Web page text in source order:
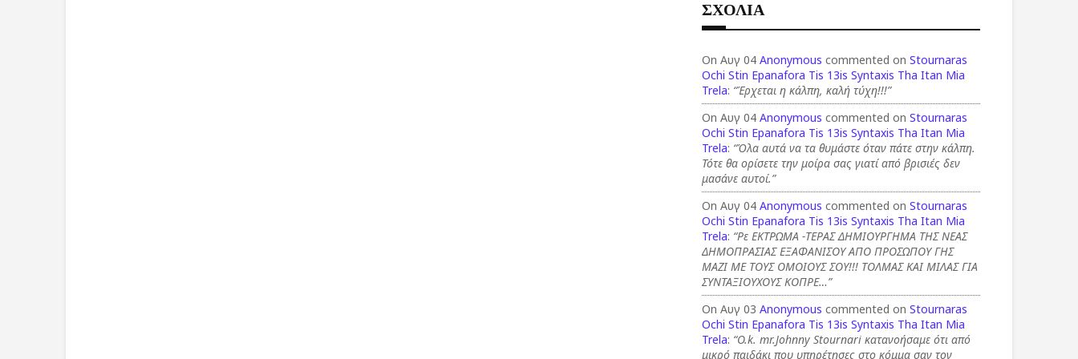
ΣΧΟΛΙΑ
On Αυγ 04Anonymous commented onStournaras
Ochi Stin Epanafora Tis 13is Syntaxis Tha Itan Mia
Trela: “Έρχεται η κάλπη, καλή τύχη!!!”
On Αυγ 04Anonymous commented onStournaras
Ochi Stin Epanafora Tis 13is Syntaxis Tha Itan Mia
Trela: “Όλα αυτά να τα θυμάστε όταν πάτε στην κάλπη.
Τότε θα ορίσετε την μοίρα σας γιατί από βρισιές δεν
μασάνε αυτοί.”
On Αυγ 04Anonymous commented onStournaras
Ochi Stin Epanafora Tis 13is Syntaxis Tha Itan Mia
Trela: “Ρε ΕΚΤΡΩΜΑ -ΤΕΡΑΣ ΔΗΜΙΟΥΡΓΗΜΑ ΤΗΣ ΝΕΑΣ
ΔΗΜΟΠΡΑΣΙΑΣ ΕΞΑΦΑΝΙΣΟΥ ΑΠΟ ΠΡΟΣΩΠΟΥ ΓΗΣ
ΜΑΖΙ ΜΕ ΤΟΥΣ ΟΜΟΙΟΥΣ ΣΟΥ!!! ΤΟΛΜΑΣ ΚΑΙ ΜΙΛΑΣ ΓΙΑ
ΣΥΝΤΑΞΙΟΥΧΟΥΣ ΚΟΠΡΕ…”
On Αυγ 03Anonymous commented onStournaras
Ochi Stin Epanafora Tis 13is Syntaxis Tha Itan Mia
Trela: “O.k. mr.Johnny Stournari κατανοήσαμε ότι από
μικρό παιδάκι που υπηρέτησες στο κόμμα σαν τον